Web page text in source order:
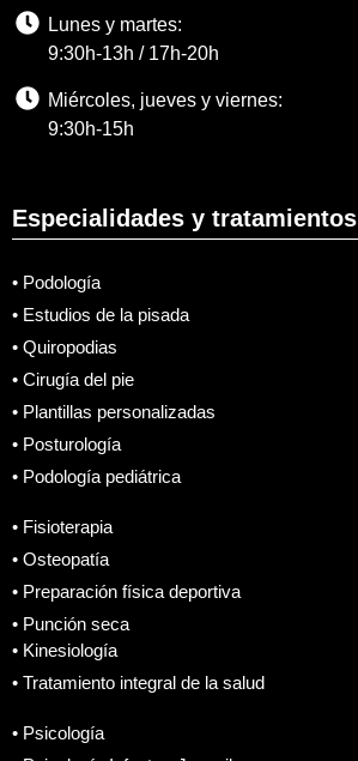
Lunes y martes:
9:30h-13h / 17h-20h
Miércoles, jueves y viernes:
9:30h-15h
Especialidades y tratamientos
• Podología
• Estudios de la pisada
• Quiropodias
• Cirugía del pie
• Plantillas personalizadas
• Posturología
• Podología pediátrica
• Fisioterapia
• Osteopatía
• Preparación física deportiva
• Punción seca
• Kinesiología
• Tratamiento integral de la salud
• Psicología